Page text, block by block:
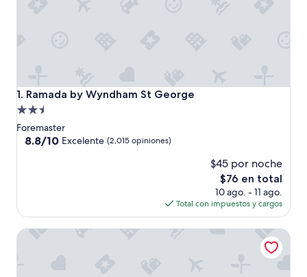
1. Ramada by Wyndham St George
Ramada by Wyndham St George
Propiedad
de
2.5
Foremaster
8.8
8.8/10 Excelente (2,015 opiniones)
$45 por noche
El
precio
actual
es
de
$76 en total
10 ago. - 11 ago.
Total con impuestos y cargos
Best Western Plus Settlers Point